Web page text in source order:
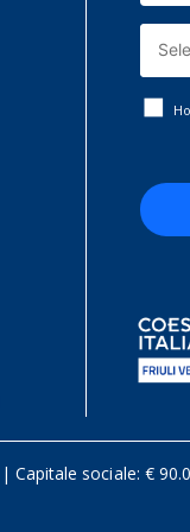
| Capitale sociale: €